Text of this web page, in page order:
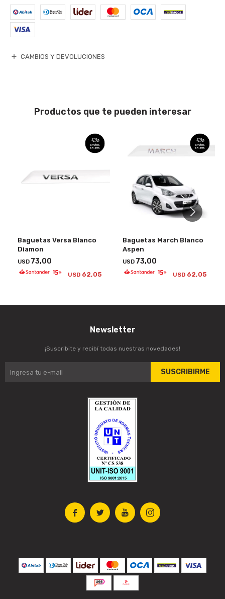
CAMBIOS Y DEVOLUCIONES
Productos que te pueden interesar
Baguetas Versa Blanco
Diamon
USD 73,00
USD 62,05
Baguetas March Blanco
Aspen
USD 73,00
USD 62,05
   
Newsletter
¡Suscribite y recibí todas nuestras novedades!
SUSCRIBIRME